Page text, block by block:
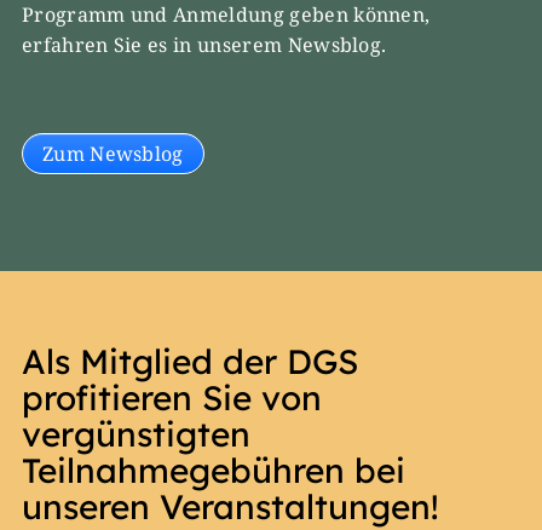
Programm und Anmeldung geben können,
erfahren Sie es in unserem Newsblog.
Zum Newsblog
Als Mitglied der DGS
profitieren Sie von
vergünstigten
Teilnahmegebühren bei
unseren Veranstaltungen!